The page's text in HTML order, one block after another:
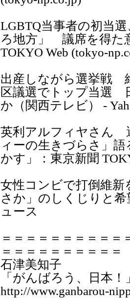
LGBTQ当事者の初当
ろ地方」 議席を得た
TOKYO Web (tokyo-
出産しながら選挙戦
区議選でトップ当選
か（関西テレビ） -
英利アルフィヤさん
ィーの生きづらさ」
かす」：東京新聞
女性コンビで打倒維
さか」のしくじりと希
ュース
＝＝＝＝＝＝＝＝＝＝
＝＝＝＝＝＝＝＝＝＝
石津美知子
「がんばろう、日本
http://www.ganbarou-